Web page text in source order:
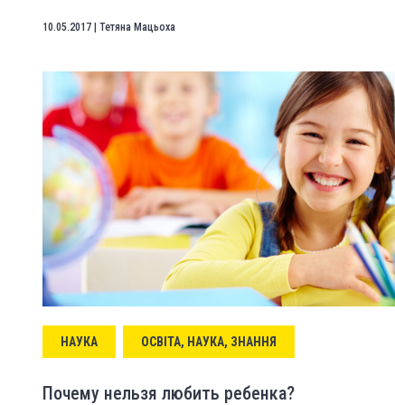
10.05.2017 Тетяна Мацьоха
НАУКА ОСВІТА, НАУКА, ЗНАННЯ
Почему нельзя любить ребенка?